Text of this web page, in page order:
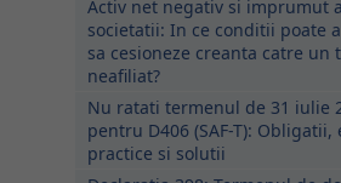
Activ net negativ si imprumut
societatii: In ce conditii poate
sa cesioneze creanta catre un
neafiliat?
Nu ratati termenul de 31 iulie
pentru D406 (SAF-T): Obligatii,
practice si solutii